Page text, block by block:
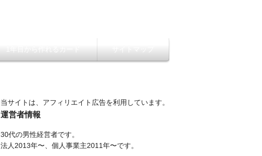
当サイトは、アフィリエイト広告を利用しています。
運営者情報
30代の男性経営者です。
法人2013年〜、個人事業主2011年〜です。